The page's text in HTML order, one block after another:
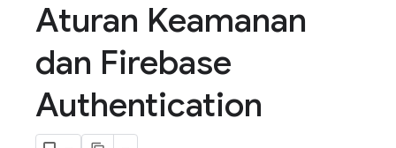
Aturan Keamanan
dan Firebase
Authentication